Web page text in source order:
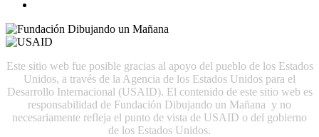
Este sitio web fue posible gracias al apoyo del pueblo de los Estados
Unidos, a través de la Agencia de los Estados Unidos para el
Desarrollo Internacional (USAID). El contenido de este sitio web es
responsabilidad de Fundación Dibujando un Mañana y no
necesariamente refleja el punto de vista de USAID o del gobierno
de los Estados Unidos.